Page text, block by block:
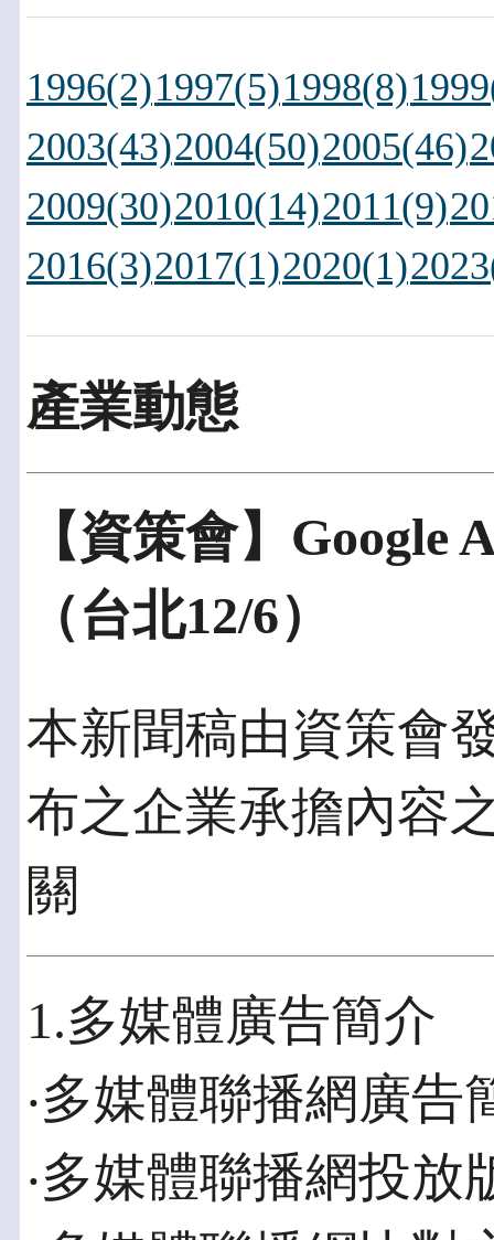
1996(2)1997(5)1998(8)
2003(43)2004(50)2005(46)
2009(30)2010(14)2011(9)
2016(3)2017(1)2020(1)
產業動態
【資策會】Google
（台北12/6）
本新聞稿由資策會
布之企業承擔內容
關
1.多媒體廣告簡介
‧多媒體聯播網廣告
‧多媒體聯播網投放